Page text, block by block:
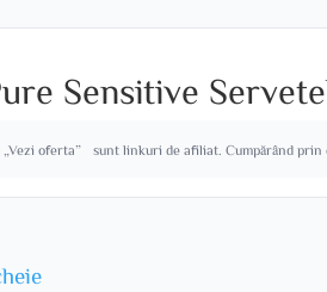
Sensitive
oferta” sunt linkuri de afiliat. Cumpărând prin